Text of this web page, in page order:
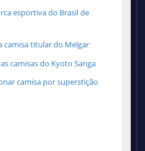
esportiva do Brasil de
camisa titular do Melgar
camisas do Kyoto Sanga
camisa por superstição